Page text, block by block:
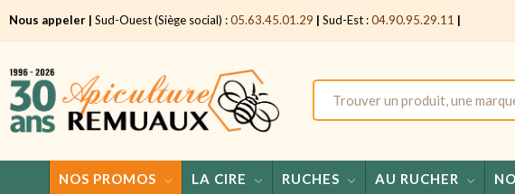
Nous appeler | Sud-Ouest (Siège social) :05.63.45.01.29 | Sud-Est :04.90.95.29.11 |
NOS PROMOS LA CIRE RUCHES AU RUCHER